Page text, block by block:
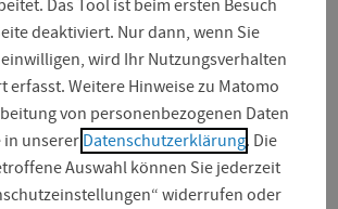
der
Stadt- und
Das Tool ist beim ersten Besuch
deaktiviert. Nur dann, wenn Sie
wird Ihr Nutzungsverhalten
erfasst. Weitere Hinweise zu Matomo
von personenbezogenen Daten
in unsererDatenschutzerklärung. Die
Auswahl können Sie jederzeit
widerrufen oder